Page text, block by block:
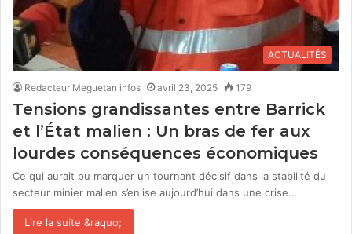
ACTUALITÉS
Redacteur Meguetan infos avril 23, 2025 179
Tensions grandissantes entre Barrick
et l’État malien : Un bras de fer aux
lourdes conséquences économiques
Ce qui aurait pu marquer un tournant décisif dans la stabilité du
secteur minier malien s’enlise aujourd’hui dans une crise…
Lire la suite &raquo;